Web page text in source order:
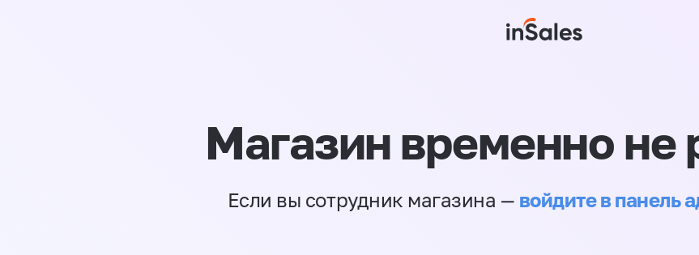
Магазин временно не
Если вы сотрудник магазина — войдите в панель